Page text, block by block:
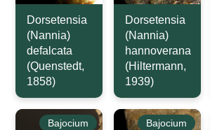
Dorsetensia
(Nannia)
defalcata
(Quenstedt,
1858)
Dorsetensia
(Nannia)
hannoverana
(Hiltermann,
1939)
Bajocium
Bajocium